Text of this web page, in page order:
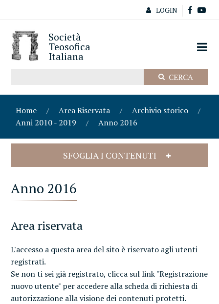
LOGIN
Società
Teosofica
Italiana
Home Area Riservata
Archivio storico
Anni 2010 - 2019
Anno 2016
SFOGLIA I CONTENUTI
Anno 2016
Area riservata
L'accesso a questa area del sito è riservato agli utenti
registrati.
Se non ti sei già registrato, clicca sul link "Registrazione
nuovo utente" per accedere alla scheda di richiesta di
autorizzazione alla visione dei contenuti protetti.